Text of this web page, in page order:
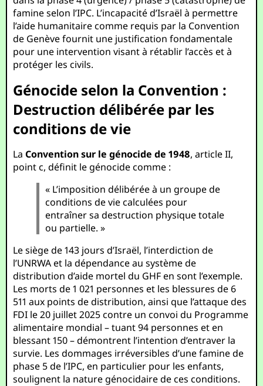
famine selon l’IPC. L’incapacité d’Israël à permettre
l’aide humanitaire comme requis par la Convention
de Genève fournit une justification fondamentale
pour une intervention visant à rétablir l’accès et à
protéger les civils.
Génocide selon la Convention :
Destruction délibérée par les
conditions de vie
LaConvention sur le génocide de 1948, article II,
point c, définit le génocide comme :
« L’imposition délibérée à un groupe de
conditions de vie calculées pour
entraîner sa destruction physique totale
ou partielle. »
Le siège de 143 jours d’Israël, l’interdiction de
l’UNRWA et la dépendance au système de
distribution d’aide mortel du GHF en sont l’exemple.
Les morts de 1 021 personnes et les blessures de 6
511 aux points de distribution, ainsi que l’attaque des
FDI le 20 juillet 2025 contre un convoi du Programme
alimentaire mondial – tuant 94 personnes et en
blessant 150 – démontrent l’intention d’entraver la
survie. Les dommages irréversibles d’une famine de
phase 5 de l’IPC, en particulier pour les enfants,
soulignent la nature génocidaire de ces conditions.